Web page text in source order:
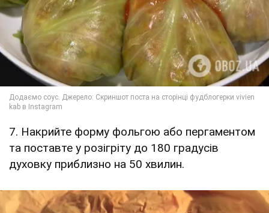
7. Накрийте форму фольгою або пергаментом
та поставте у розігріту до 180 градусів
духовку приблизно на 50 хвилин.